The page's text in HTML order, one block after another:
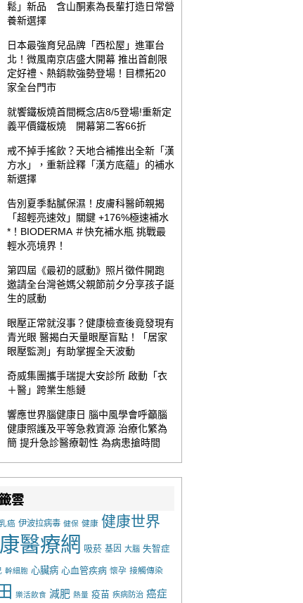
鬆」新品 含山酮素為長輩打造日常營
養新選擇
日本最強育兒品牌「西松屋」進軍台
北！微風南京店盛大開幕 推出首創限
定好禮、熱銷款強勢登場！目標拓20
家全台門市
就饗鐵板燒首間概念店8/5登場!重新定
義平價鐵板燒 開幕第二客66折
戒不掉手搖飲？天地合補推出全新「漢
方水」，重新詮釋「漢方底蘊」的補水
新選擇
告別夏季黏膩保濕！皮膚科醫師親揭
「超輕亮速效」關鍵 +176%極速補水
*！BIODERMA ＃快充補水瓶 挑戰最
輕水亮境界！
第四屆《最初的感動》照片徵件開跑
邀請全台灣爸媽父親節前夕分享孩子誕
生的感動
眼壓正常就沒事？健康檢查後竟發現有
青光眼 醫揭白天量眼壓盲點！「居家
眼壓監測」有助掌握全天波動
奇威集團攜手瑞提大安診所 啟動「衣
＋醫」跨業生態鏈
響應世界腦健康日 腦中風學會呼籲腦
健康照護及平等急救資源 治療化繁為
簡 提升急診醫療韌性 為病患搶時間
雲
癌 伊波拉病毒 健保 健康 健康世界
醫療網 吸菸 基因 大腦 失智症
幹細胞 心臟病 心血管疾病 懷孕 接觸傳染
樂活飲食 減肥 熱量 疫苗 疾病防治 癌症